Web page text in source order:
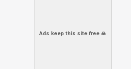
Ads keep this site free 🙏